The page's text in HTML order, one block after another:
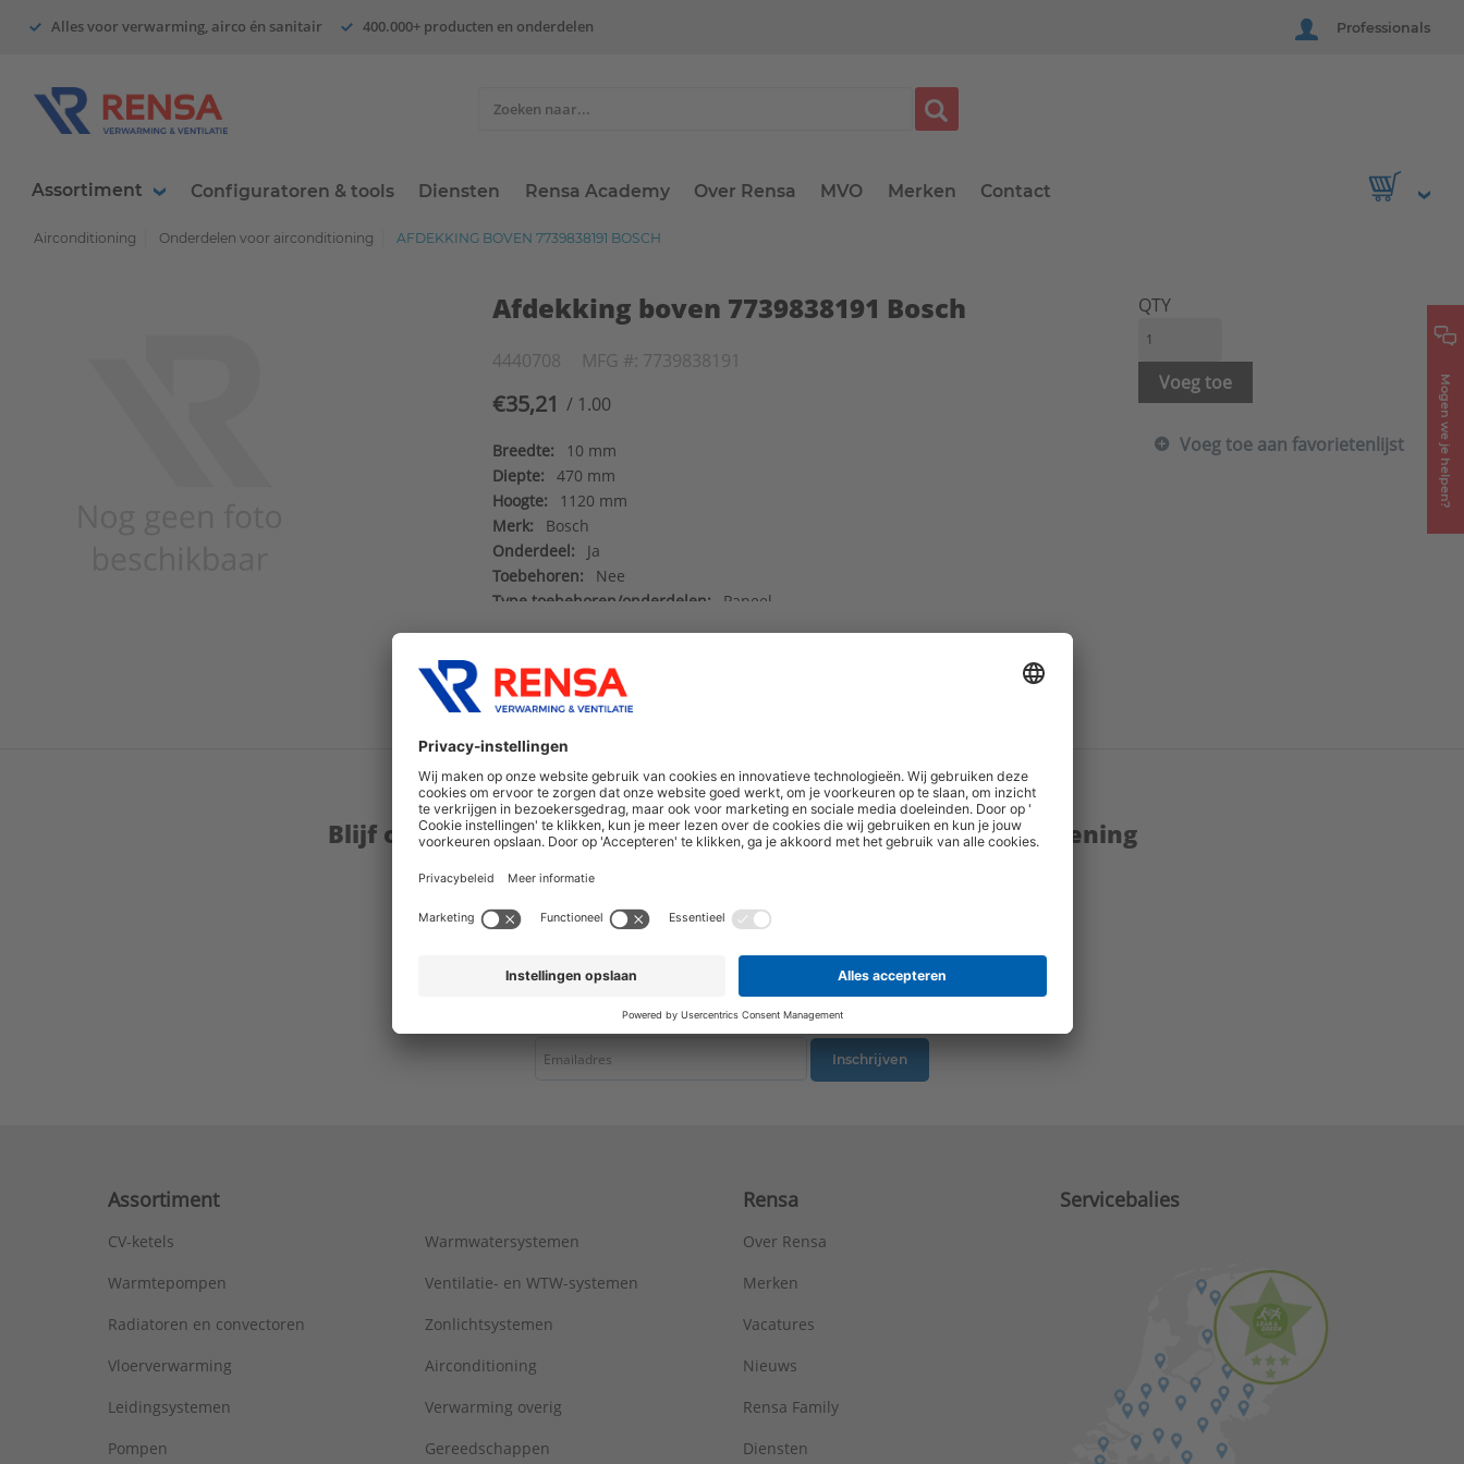
Alles voor verwarming, airco én sanitair 400.000+ producten en onderdelen Professionals
Assortiment Configuratoren & tools Diensten Rensa Academy Over Rensa MVO Merken Contact
Mogen we je helpen?
Airconditioning Onderdelen voor airconditioning AFDEKKING BOVEN 7739838191 BOSCH
Afdekking boven 7739838191 Bosch
4440708 MFG #: 7739838191
€35,21 / 1.00
Breedte:
10 mm
Diepte:
470 mm
Hoogte:
1120 mm
Merk:
Bosch
Onderdeel:
Ja
Toebehoren:
Nee
Type toebehoren/onderdelen:
Paneel
QTY
Voeg toe
Voeg toe aan favorietenlijst
Blijf op de hoogte van nieuwe producten en onze dienstverlening
Inschrijven
Assortiment
CV-ketels
Warmtepompen
Radiatoren en convectoren
Vloerverwarming
Leidingsystemen
Pompen
Warmwatersystemen
Ventilatie- en WTW-systemen
Zonlichtsystemen
Airconditioning
Verwarming overig
Gereedschappen
Rensa
Over Rensa
Merken
Vacatures
Nieuws
Rensa Family
Diensten
Servicebalies